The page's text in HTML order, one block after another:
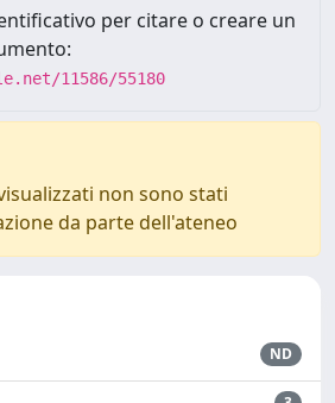
per citare o creare un
11586/55180
non sono stati
da parte dell'ateneo
ND